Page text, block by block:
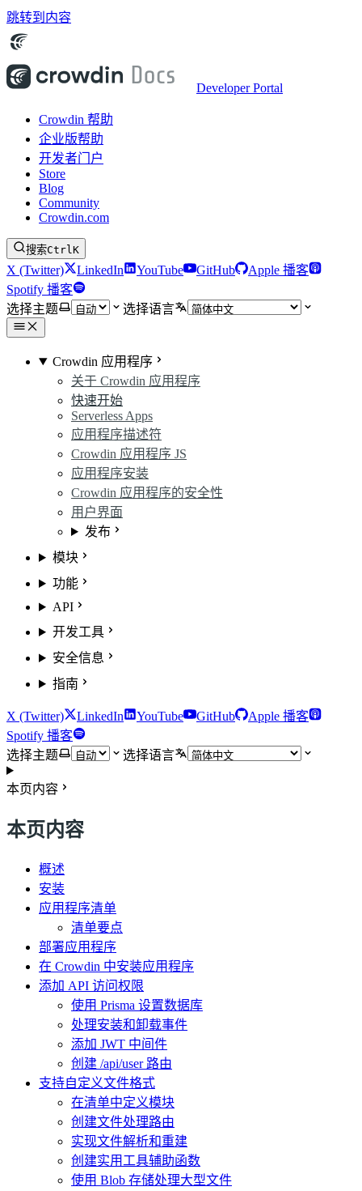
跳转到内容
Developer Portal
Crowdin 帮助
企业版帮助
开发者门户
Store
Blog
Community
Crowdin.com
搜索CtrlK
X (Twitter) LinkedIn YouTube GitHub
Apple 播客
Spotify 播客
选择主题
选择语言
Crowdin 应用程序
关于 Crowdin 应用程序
快速开始
Serverless Apps
应用程序描述符
Crowdin 应用程序 JS
应用程序安装
Crowdin 应用程序的安全性
用户界面
发布
模块
功能
API
开发工具
安全信息
指南
X (Twitter) LinkedIn YouTube GitHub
Apple 播客
Spotify 播客
选择主题
选择语言
本页内容
本页内容
概述
安装
应用程序清单
清单要点
部署应用程序
在 Crowdin 中安装应用程序
添加 API 访问权限
使用 Prisma 设置数据库
处理安装和卸载事件
添加 JWT 中间件
创建 /api/user 路由
支持自定义文件格式
在清单中定义模块
创建文件处理路由
实现文件解析和重建
创建实用工具辅助函数
使用 Blob 存储处理大型文件